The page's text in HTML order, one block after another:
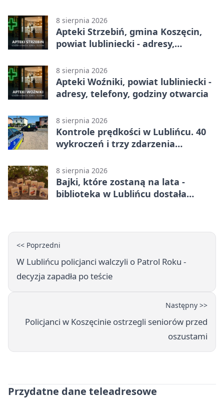
8 sierpnia 2026
Apteki Strzebiń, gmina Koszęcin,
powiat lubliniecki - adresy,
8 sierpnia 2026
Apteki Woźniki, powiat lubliniecki -
adresy, telefony, godziny otwarcia
8 sierpnia 2026
Kontrole prędkości w Lublińcu. 40
wykroczeń i trzy zdarzenia
8 sierpnia 2026
Bajki, które zostaną na lata -
biblioteka w Lublińcu dostała
<< Poprzedni
W Lublińcu policjanci walczyli o Patrol Roku -
decyzja zapadła po teście
Następny >>
Policjanci w Koszęcinie ostrzegli seniorów przed
oszustami
Przydatne dane teleadresowe